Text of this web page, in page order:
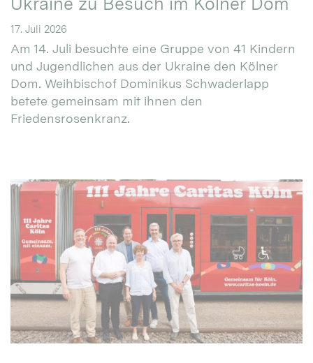
17. Juli 2026
Am 14. Juli besuchte eine Gruppe von 41 Kindern
und Jugendlichen aus der Ukraine den Kölner
Dom. Weihbischof Dominikus Schwaderlapp
betete gemeinsam mit ihnen den
Friedensrosenkranz.